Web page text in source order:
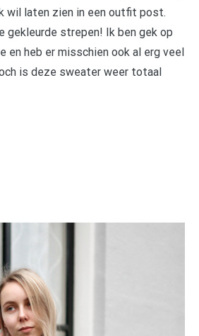
wil laten zien in een outfit post.
gekleurde strepen! Ik ben gek op
en heb er misschien ook al erg veel
is deze sweater weer totaal